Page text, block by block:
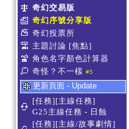
奇幻交易版
奇幻序號分享版
奇幻投票所
主題討論 [焦點]
角色名字顏色計算器
奇怪？不一樣 #5
更新頁面 - Update
[任務][主線任務]
G25主線任務 - 日蝕
[任務][主線/故事劇情]